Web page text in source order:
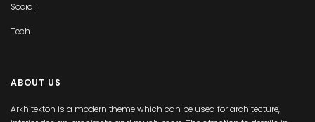
Social
Tech
ABOUT US
Arkhitekton is a modern theme which can be used for architecture,